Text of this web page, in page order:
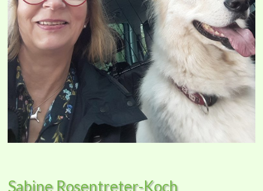
Sabine Rosentreter-Koch